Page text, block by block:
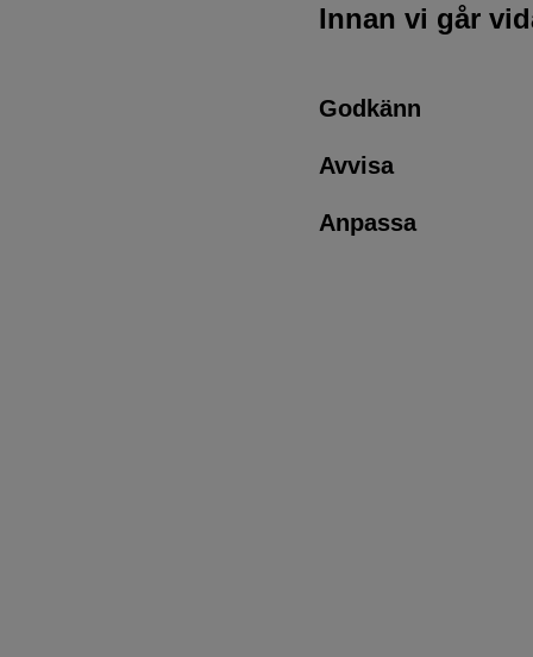
Innan vi går
Anpassa
Avvisa
Godkänn